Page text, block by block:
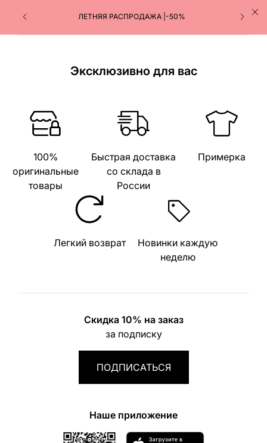
ЛЕТНЯЯ РАСПРОДАЖА |-50%
Эксклюзивно для вас
100%
оригинальные
товары
Быстрая доставка
со склада в
России
Примерка
Легкий возврат
Новинки каждую
неделю
Скидка 10% на заказ
за подписку
ПОДПИСАТЬСЯ
Наше приложение